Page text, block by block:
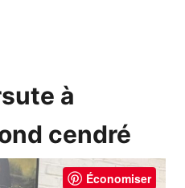
à
cendré
Économiser